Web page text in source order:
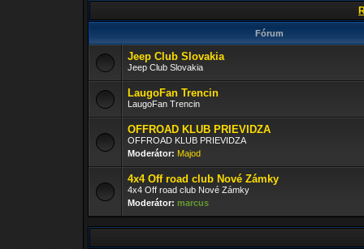
Fórum
Jeep Club Slovakia
Jeep Club Slovakia
LaugoFan Trencin
LaugoFan Trencin
OFFROAD KLUB PRIEVIDZA
OFFROAD KLUB PRIEVIDZA
Moderátor: Majod
4x4 Off road club Nové Zámky
4x4 Off road club Nové Zámky
Moderátor: marcus